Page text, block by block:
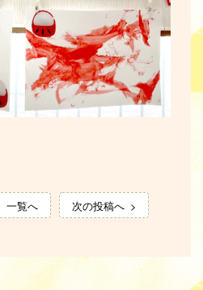
一覧へ 次の投稿へ